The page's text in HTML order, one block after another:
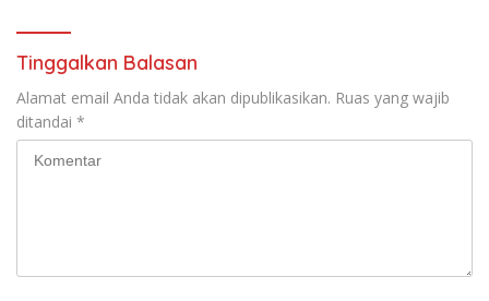
Tinggalkan Balasan
Alamat email Anda tidak akan dipublikasikan. Ruas yang wajib
ditandai *